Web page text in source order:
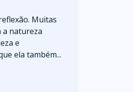
Muitas
a natureza
e
ela também...